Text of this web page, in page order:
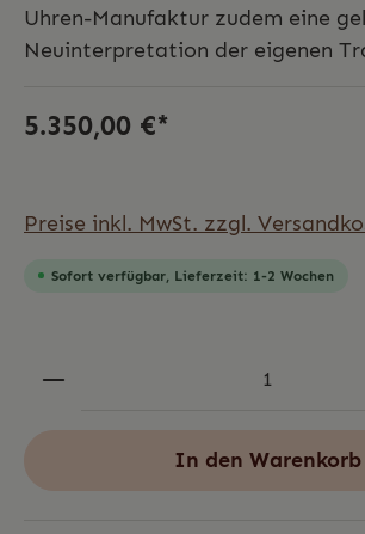
Uhren-Manufaktur zudem eine
Neuinterpretation der eigenen
5.350,00 €*
Preise inkl. MwSt. zzgl.
Sofort verfügbar, Lieferzeit: 1-2 Wochen
In den Warenkorb